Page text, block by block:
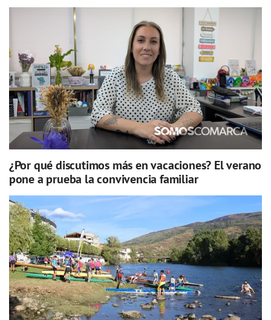
¿Por qué discutimos más en vacaciones? El verano
pone a prueba la convivencia familiar